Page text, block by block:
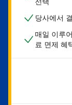
당사에서
매일 이루
료 면제 혜